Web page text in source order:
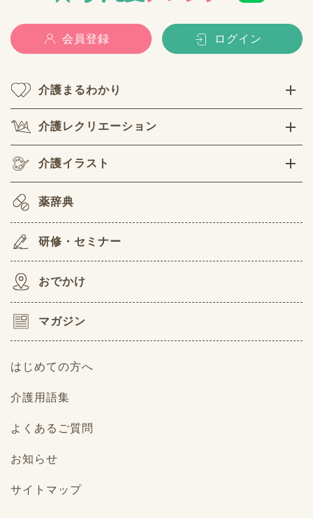
会員登録 ログイン
介護まるわかり
介護レクリエーション
介護イラスト
薬辞典
研修・セミナー
おでかけ
マガジン
はじめての方へ
介護用語集
よくあるご質問
お知らせ
サイトマップ